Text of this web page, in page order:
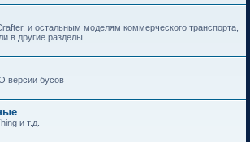
и остальным моделям коммерческого транспорта,
в другие разделы
версии бусов
и т.д.